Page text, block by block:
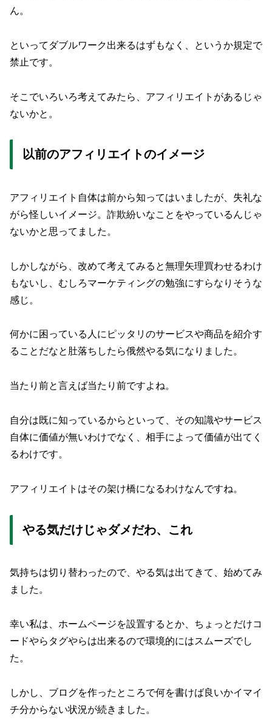
ん。
といってダブルワーク出来るはずもなく、というか規定で
禁止です。
そこでいろいろ考えてみたら、アフィリエイトがあるじゃ
ないかと。
以前のアフィリエイトのイメージ
アフィリエイト自体は前から知ってはいましたが、失礼な
がら怪しいイメージ。詐欺紛いなことをやっているんじゃ
ないかと思ってました。
しかしながら、改めて考えてみると無理矢理買わせるわけ
もないし、むしろマーケティングの勉強にすらなりそうな
感じ。
何かに困っている人にピッタリのサービスや商品を紹介す
ることだなと肚落ちしたら俄然やる気になりました。
当たり前と言えば当たり前ですよね。
自分は既に知っているからといって、その知識やサービス
自体に価値が無いわけでなく、相手によって価値が出てく
るわけです。
アフィリエイトはその架け橋になるわけなんですね。
やる気だけじゃダメだわ、これ
気持ちは切り替わったので、やる気は出てきて、始めてみ
ました。
幸い私は、ホームページを設置するとか、ちょっとだけコ
ードやらタグやらは出来るので環境的にはスムーズでし
た。
しかし、ブログを作ったところで何を書けば良いかイマイ
チ分からない状況が続きました。